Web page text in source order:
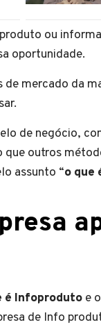
ou
oportunidade.
mercado da
de negócio,
que outros
assunto “o que
é Infoproduto e
de Info